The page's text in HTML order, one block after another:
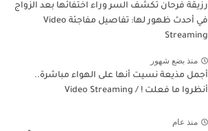
رزيقة فرحان تكشف السر وراء اختفائها بعد الزواج
في أحدث ظهور لها: تفاصيل مفاجئة Video
Streaming
منذ بضع شهور
أجمل مذيعة نسيت أنها على الهواء مباشرة..
أنظروا ما فعلت ! / Video Streaming
منذ عام